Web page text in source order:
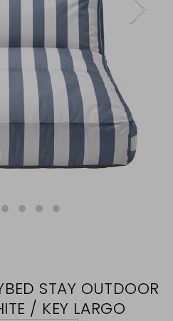
STAY OUTDOOR
/ KEY LARGO